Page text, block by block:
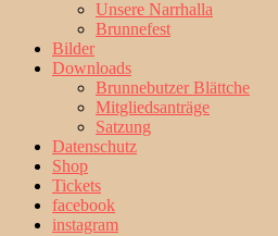
Unsere Narrhalla
Brunnefest
Bilder
Downloads
Brunnebutzer Blättche
Mitgliedsanträge
Satzung
Datenschutz
Shop
Tickets
facebook
instagram